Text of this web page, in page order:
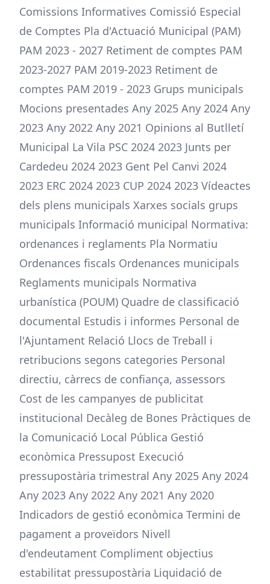
Comissions Informatives Comissió Especial
de Comptes Pla d'Actuació Municipal (PAM)
PAM 2023 - 2027 Retiment de comptes PAM
2023-2027 PAM 2019-2023 Retiment de
comptes PAM 2019 - 2023 Grups municipals
Mocions presentades Any 2025 Any 2024 Any
2023 Any 2022 Any 2021 Opinions al Butlletí
Municipal La Vila PSC 2024 2023 Junts per
Cardedeu 2024 2023 Gent Pel Canvi 2024
2023 ERC 2024 2023 CUP 2024 2023 Vídeactes
dels plens municipals Xarxes socials grups
municipals Informació municipal Normativa:
ordenances i reglaments Pla Normatiu
Ordenances fiscals Ordenances municipals
Reglaments municipals Normativa
urbanística (POUM) Quadre de classificació
documental Estudis i informes Personal de
l'Ajuntament Relació Llocs de Treball i
retribucions segons categories Personal
directiu, càrrecs de confiança, assessors
Cost de les campanyes de publicitat
institucional Decàleg de Bones Pràctiques de
la Comunicació Local Pública Gestió
econòmica Pressupost Execució
pressupostària trimestral Any 2025 Any 2024
Any 2023 Any 2022 Any 2021 Any 2020
Indicadors de gestió econòmica Termini de
pagament a proveïdors Nivell
d'endeutament Compliment objectius
estabilitat pressupostària Liquidació de